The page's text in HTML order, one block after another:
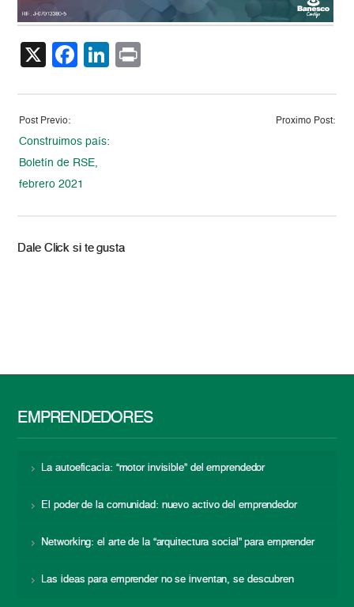
X Facebook
LinkedIn
Post Previo:
Construimos país:
Boletín de RSE,
febrero 2021
Proximo Post:
Dale Click si te gusta
EMPRENDEDORES
La autoeficacia: “motor invisible” del emprendedor
El poder de la comunidad: nuevo activo del emprendedor
Networking: el arte de la “arquitectura social” para emprender
Las ideas para emprender no se inventan, se descubren